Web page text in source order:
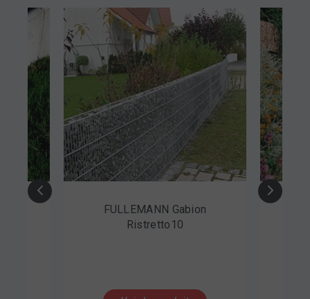
FULLEMANN Gabion
Ristretto10